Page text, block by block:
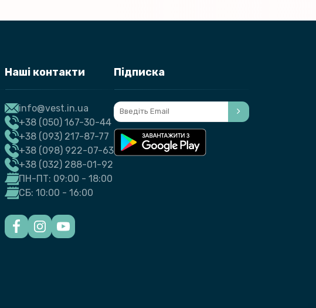
Наші контакти
info@vest.in.ua
+38 (050) 167-30-44
+38 (093) 217-87-77
+38 (098) 922-07-63
+38 (032) 288-01-92
ПН-ПТ: 09:00 - 18:00
СБ: 10:00 - 16:00
Підписка